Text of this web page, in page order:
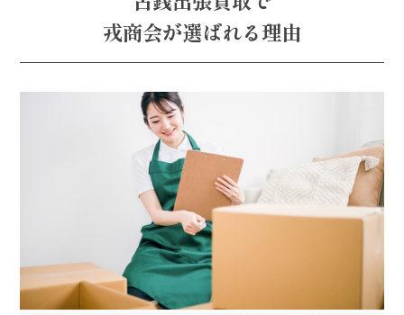
戎商会が選ばれる理由